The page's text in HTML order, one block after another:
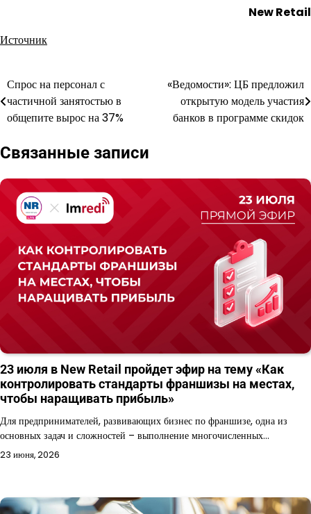
New Retail
Источник
Навигация
по
Спрос на персонал с
частичной занятостью в
общепите вырос на 37%
«Ведомости»: ЦБ предложил
открытую модель участия
банков в программе скидок
Связанные записи
23 июля в New Retail пройдет эфир на тему «Как
контролировать стандарты франшизы на местах,
чтобы наращивать прибыль»
Для предпринимателей, развивающих бизнес по франшизе, одна из
основных задач и сложностей – выполнение многочисленных…
23 июня, 2026